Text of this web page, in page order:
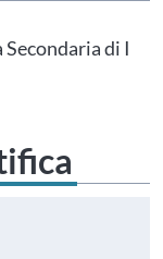
le tue scuole in
di I